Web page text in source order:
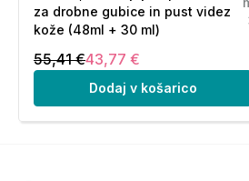
Tekstura: žametno lahka
Uporaba: zvečer, po serumu
98 % sestavin naravnega
Nekomedogeno
za drobne gubice in pust videz
kože (48ml + 30 ml)
55,41 €43,77 €
Dodaj v košarico